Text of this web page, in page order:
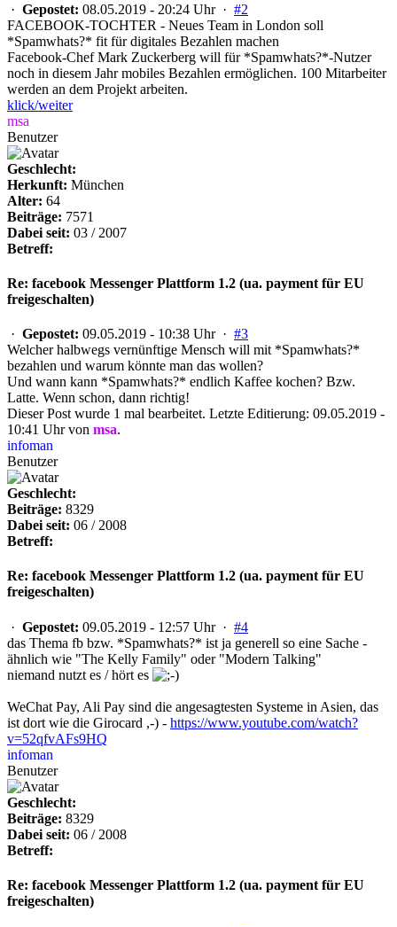
· Gepostet: 08.05.2019 - 20:24 Uhr · #2
FACEBOOK-TOCHTER - Neues Team in London soll
*Spamwhats?* fit für digitales Bezahlen machen
Facebook-Chef Mark Zuckerberg will für *Spamwhats?*-Nutzer
noch in diesem Jahr mobiles Bezahlen ermöglichen. 100 Mitarbeiter
werden an dem Projekt arbeiten.
klick/weiter
msa
Benutzer
Geschlecht:
Herkunft: München
Alter: 64
Beiträge: 7571
Dabei seit: 03 / 2007
Betreff:
Re: facebook Messenger Plattform 1.2 (ua. payment für EU
freigeschalten)
· Gepostet: 09.05.2019 - 10:38 Uhr · #3
Welcher halbwegs vernünftige Mensch will mit *Spamwhats?*
bezahlen und warum könnte man das wollen?
Und wann kann *Spamwhats?* endlich Kaffee kochen? Bzw.
Latte. Wenn schon, dann richtig!
Dieser Post wurde 1 mal bearbeitet. Letzte Editierung: 09.05.2019 -
10:41 Uhr von msa.
infoman
Benutzer
Geschlecht:
Beiträge: 8329
Dabei seit: 06 / 2008
Betreff:
Re: facebook Messenger Plattform 1.2 (ua. payment für EU
freigeschalten)
· Gepostet: 09.05.2019 - 12:57 Uhr · #4
das Thema fb bzw. *Spamwhats?* ist ja generell so eine Sache -
ähnlich wie "The Kelly Family" oder "Modern Talking"
niemand nutzt es / hört es
WeChat Pay, Ali Pay sind die angesagtesten Systeme in Asien, das
ist dort wie die Girocard ,-) - https://www.youtube.com/watch?
v=52qfvAFs9HQ
infoman
Benutzer
Geschlecht:
Beiträge: 8329
Dabei seit: 06 / 2008
Betreff:
Re: facebook Messenger Plattform 1.2 (ua. payment für EU
freigeschalten)